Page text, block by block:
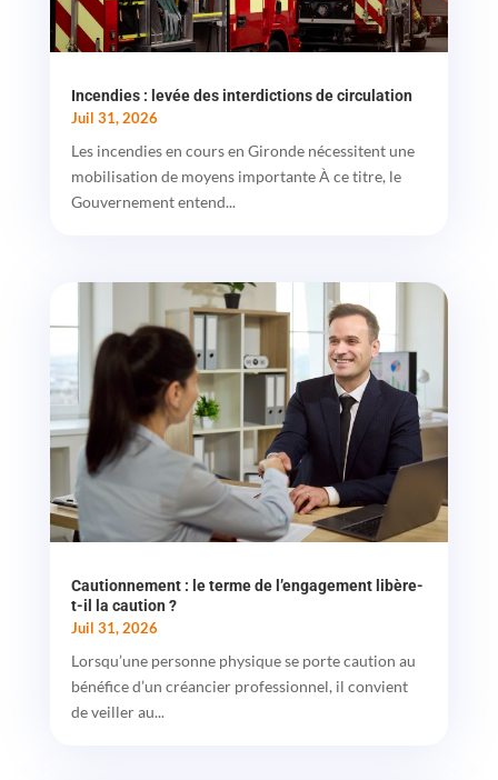
Incendies : levée des interdictions de circulation
Juil 31, 2026
Les incendies en cours en Gironde nécessitent une
mobilisation de moyens importante À ce titre, le
Gouvernement entend...
Cautionnement : le terme de l’engagement libère-
t-il la caution ?
Juil 31, 2026
Lorsqu’une personne physique se porte caution au
bénéfice d’un créancier professionnel, il convient
de veiller au...